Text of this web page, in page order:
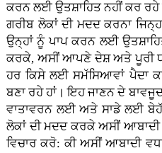
ਕਰਨ ਲਈ ਉਤਸ਼ਾਹਿਤ ਨਹੀਂ ਕਰ ਰਹੇ
ਗਰੀਬ ਲੋਕਾਂ ਦੀ ਮਦਦ ਕਰਨਾ
ਉਨ੍ਹਾਂ ਨੂੰ ਪਾਪ ਕਰਨ ਲਈ
ਕਰਕੇ, ਅਸੀਂ ਆਪਣੇ ਦੇਸ਼ ਅਤੇ ਪੂਰੀ
ਹਰ ਕਿਸੇ ਲਈ ਸਮੱਸਿਆਵਾਂ ਪੈਦਾ
ਬਣਾ ਰਹੇ ਹਾਂ। ਇਹ ਜਾਣਨ ਦੇ
ਵਾਤਾਵਰਨ ਲਈ ਅਤੇ ਸਾਡੇ ਲਈ
ਲੋਕਾਂ ਦੀ ਮਦਦ ਕਰਕੇ ਅਸੀਂ ਆਬਾਦੀ
ਵਿਚਾਰ ਕਰੋ: ਕੀ ਅਸੀਂ ਆਬਾਦੀ